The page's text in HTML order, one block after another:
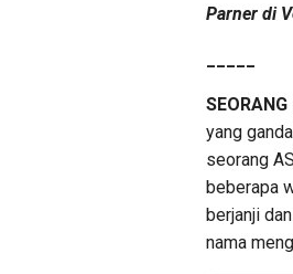
Parner di
SEORANG
yang
seorang
beberapa
berjanji
nama